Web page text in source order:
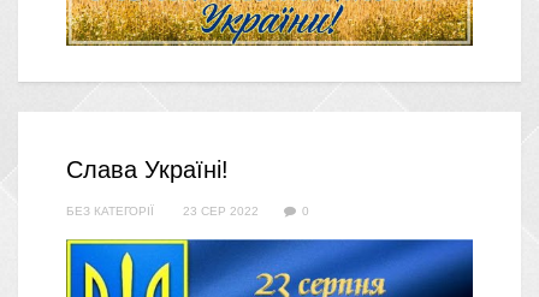
Слава Україні!
БЕЗ КАТЕГОРІЇ 23 СЕР 2022 0